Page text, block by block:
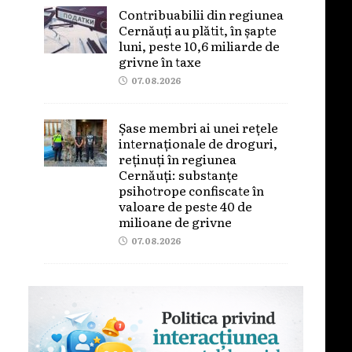
Contribuabilii din regiunea
Cernăuți au plătit, în șapte
luni, peste 10,6 miliarde de
grivne în taxe
07.08.2026
Șase membri ai unei rețele
internaționale de droguri,
reținuți în regiunea
Cernăuți: substanțe
psihotrope confiscate în
valoare de peste 40 de
milioane de grivne
07.08.2026